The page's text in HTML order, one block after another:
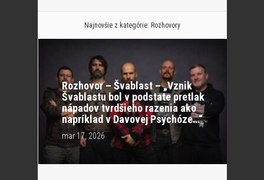
Najnovšie z kategórie: Rozhovory
Rozhovor – Švablast – „Vznik
Švablastu bol v podstate pretlak
nápadov tvrdšieho razenia ako
napríklad v Davovej Psychóze…“
mar 17, 2026